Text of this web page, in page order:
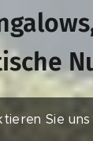
Sie uns